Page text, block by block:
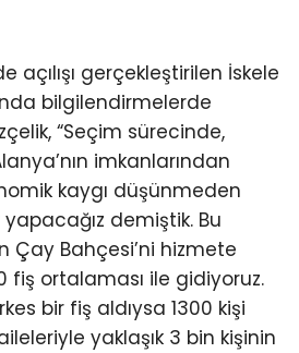
açılışı gerçekleştirilen İskele
bilgilendirmelerde
“Seçim sürecinde,
imkanlarından
kaygı düşünmeden
demiştik. Bu
Çay Bahçesi’ni hizmete
fiş ortalaması ile gidiyoruz.
bir fiş aldıysa 1300 kişi
yaklaşık 3 bin kişinin